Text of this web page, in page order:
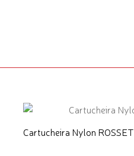
Cartucheira Nylon ROSSET